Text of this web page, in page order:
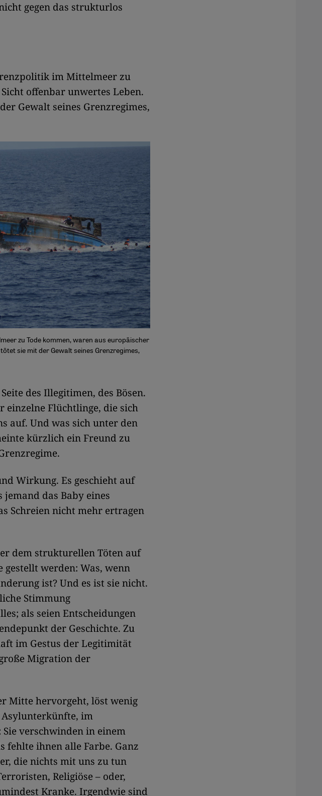
gegen das strukturlos
im Mittelmeer zu
offenbar unwertes Leben.
Gewalt seines Grenzregimes,
zu Tode kommen, waren aus europäischer
sie mit der Gewalt seines Grenzregimes,
des ­Illegitimen, des Bösen.
einzelne Flüchtlinge, die sich
auf. Und was sich unter den
kürzlich ein Freund zu
Wirkung. Es geschieht auf
das Baby eines
Schreien nicht mehr ertragen
dem strukturellen Töten auf
gestellt werden: Was, wenn
ist? Und es ist sie nicht.
Stimmung
als seien Entscheidungen
der Geschichte. Zu
im Gestus der Legitimität
Migration der
Mitte hervorgeht, löst wenig
im
verschwinden in einem
fehlte ihnen alle Farbe. Ganz
die nichts mit uns zu tun
Religiöse – oder,
Kranke. Irgendwie sind